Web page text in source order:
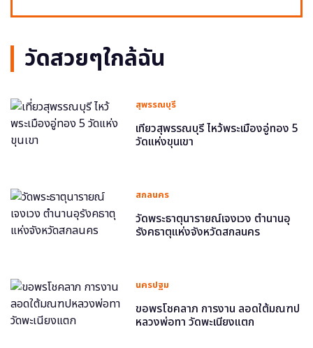
วัดสวยๆใกล้ฉัน
สุพรรณบุรี
เที่ยวสุพรรณบุรี ไหว้พระเมืองอู่ทอง 5
วัดแห่งขุนเขา
สกลนคร
วัดพระธาตุนารายณ์เจงเวง ตำนานอุ
รังคธาตุแห่งจังหวัดสกลนคร
นครปฐม
ขอพรโชคลาภ การงาน ลอดใต้มณฑป
หลวงพ่อทา วัดพะเนียงแตก